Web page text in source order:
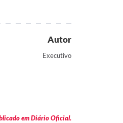
Autor
Executivo
em Diário Oficial.